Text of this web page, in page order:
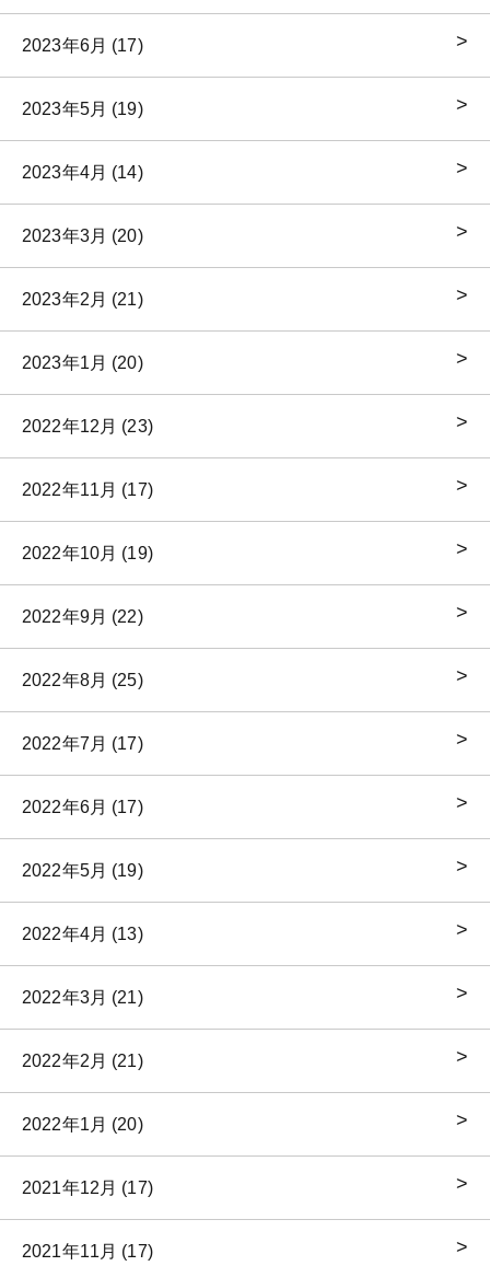
2023年6月 (17)
2023年5月 (19)
2023年4月 (14)
2023年3月 (20)
2023年2月 (21)
2023年1月 (20)
2022年12月 (23)
2022年11月 (17)
2022年10月 (19)
2022年9月 (22)
2022年8月 (25)
2022年7月 (17)
2022年6月 (17)
2022年5月 (19)
2022年4月 (13)
2022年3月 (21)
2022年2月 (21)
2022年1月 (20)
2021年12月 (17)
2021年11月 (17)